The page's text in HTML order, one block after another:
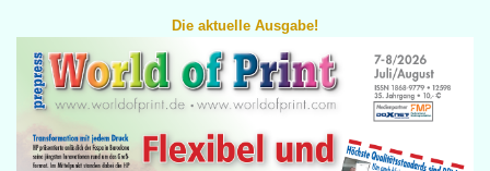
Die aktuelle Ausgabe!